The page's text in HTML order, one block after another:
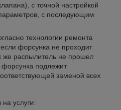
с точной настройкой
с последующим
технологии ремонта
форсунка не проходит
же распылитель не прошел
подлежит
заменой всех
услуги: